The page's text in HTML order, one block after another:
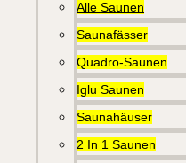
Alle Saunen
Saunafässer
Quadro-Saunen
Iglu Saunen
Saunahäuser
2 In 1 Saunen